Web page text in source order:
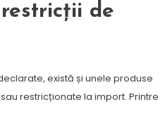
de
există și unele produse
restricționate la import. Printre